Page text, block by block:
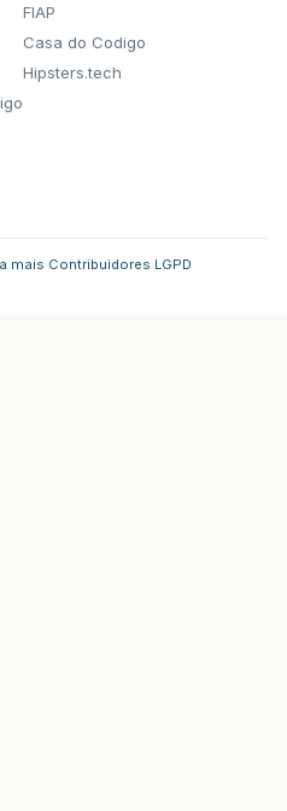
FIAP
Casa do Codigo
Hipsters.tech
mais Contribuidores LGPD